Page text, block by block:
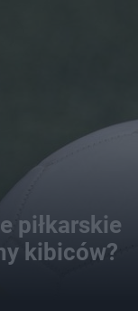
piłkarskie
kibiców?